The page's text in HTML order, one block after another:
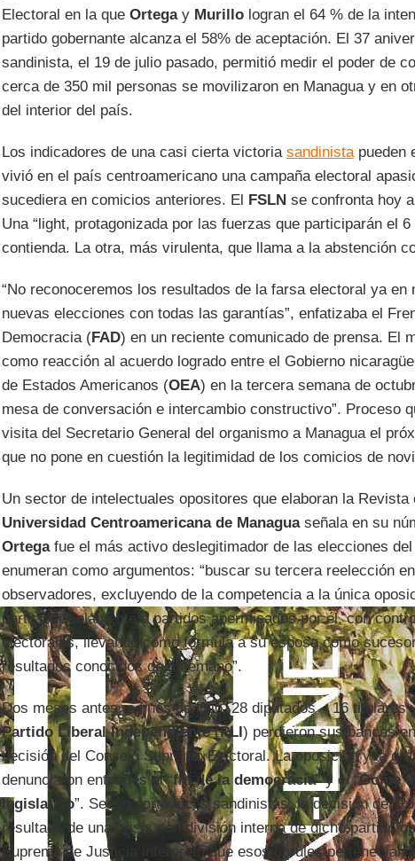
Electoral en la que Ortegay Murillologran el 64 % de la
partido gobernante alcanza el 58% de aceptación. El 37
sandinista, el 19 de julio pasado, permitió medir el poder de
cerca de 350 mil personas se movilizaron en Managua y en
del interior del país.
Los indicadores de una casi cierta victoria sandinistapueden
vivió en el país centroamericano una campaña electoral
sucediera en comicios anteriores. El FSLNse confronta hoy
Una “light, protagonizada por las fuerzas que participarán el
contienda. La otra, más virulenta, que llama a la abstención
“No reconoceremos los resultados de la farsa electoral ya en
nuevas elecciones con todas las garantías”, enfatizaba el
Democracia (FAD) en un reciente comunicado de prensa. El
como reacción al acuerdo logrado entre el Gobierno
de Estados Americanos (OEA) en la tercera semana de
mesa de conversación e intercambio constructivo”. Proceso
visita del Secretario General del organismo a Managua el
que no pone en cuestión la legitimidad de los comicios de
Un sector de intelectuales opositores que elaboran la Revista
Universidad Centroamericana de Managuaseñala en su
Ortegafue el más activo deslegitimador de las elecciones del
enumeran como argumentos: “buscar su tercera reelección
observadores, excluyendo de la competencia a la única
participar solamente a partidos apermisados por él, con
electorales, llevando como fórmula a su esposa como
resultados conocidos de antemano”.
Dos meses antes, a fines de julio, 28 diputados – 16 titulares
Partido Liberal Independiente(PLI) perdieron sus bancas
decisión del Consejo Supremo Electoral. La oposición y la
denunciaron entonces el “fin de la democracia” y el “Golpe
legislativo”. Según portavoces sandinistas, la decisión del
resultado de una crisis con división interna de dicho partido
Suprema de Justicia interpretó que esos curules pertenecían